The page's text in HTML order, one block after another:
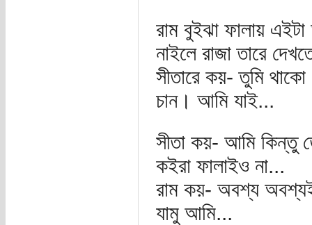
রাম বুইঝা ফালায়
নাইলে রাজা তারে
সীতারে কয়- তুমি
চান। আমি যাই...
সীতা কয়- আমি কিন্তু
কইরা ফালাইও না...
রাম কয়- অবশ্য
যামু আমি...